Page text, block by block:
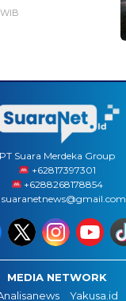
PT Suara Merdeka Group
‪+62817397301
+6288268178854
suaranetnews@gmail.com
MEDIA NETWORK
Yakusa.id